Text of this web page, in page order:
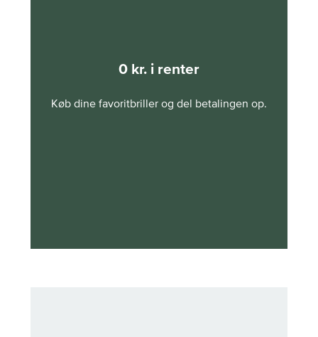
0 kr. i renter
Køb dine favoritbriller og del betalingen op.